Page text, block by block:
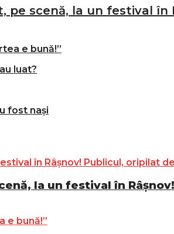
scenă, la un festival în
e bună!”
luat?
fost nași
la un festival în